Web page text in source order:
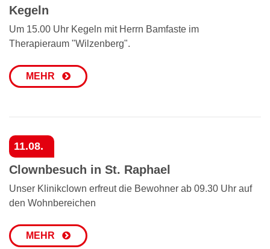
Kegeln
Um 15.00 Uhr Kegeln mit Herrn Bamfaste im
Therapieraum "Wilzenberg".
MEHR
11.08.
Clownbesuch in St. Raphael
Unser Klinikclown erfreut die Bewohner ab 09.30 Uhr auf
den Wohnbereichen
MEHR